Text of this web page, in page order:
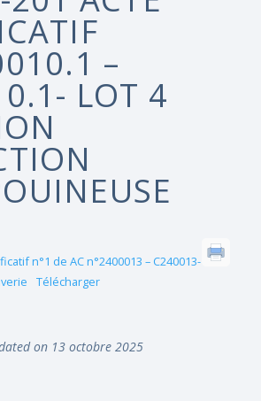
–
LOT 4
n°1 de AC n°2400013 – C240013-
Télécharger
on 13 octobre 2025